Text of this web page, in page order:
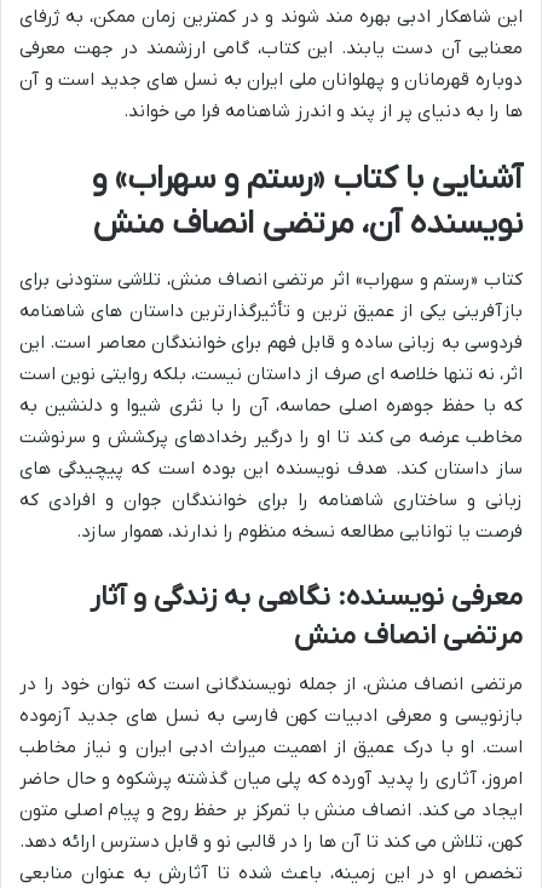
این شاهکار ادبی بهره مند شوند و در کمترین زمان ممکن، به ژرفای
معنایی آن دست یابند. این کتاب، گامی ارزشمند در جهت معرفی
دوباره قهرمانان و پهلوانان ملی ایران به نسل های جدید است و آن
ها را به دنیای پر از پند و اندرز شاهنامه فرا می خواند.
آشنایی با کتاب «رستم و سهراب» و
نویسنده آن، مرتضی انصاف منش
کتاب «رستم و سهراب» اثر مرتضی انصاف منش، تلاشی ستودنی برای
بازآفرینی یکی از عمیق ترین و تأثیرگذارترین داستان های شاهنامه
فردوسی به زبانی ساده و قابل فهم برای خوانندگان معاصر است. این
اثر، نه تنها خلاصه ای صرف از داستان نیست، بلکه روایتی نوین است
که با حفظ جوهره اصلی حماسه، آن را با نثری شیوا و دلنشین به
مخاطب عرضه می کند تا او را درگیر رخدادهای پرکشش و سرنوشت
ساز داستان کند. هدف نویسنده این بوده است که پیچیدگی های
زبانی و ساختاری شاهنامه را برای خوانندگان جوان و افرادی که
فرصت یا توانایی مطالعه نسخه منظوم را ندارند، هموار سازد.
معرفی نویسنده: نگاهی به زندگی و آثار
مرتضی انصاف منش
مرتضی انصاف منش، از جمله نویسندگانی است که توان خود را در
بازنویسی و معرفی ادبیات کهن فارسی به نسل های جدید آزموده
است. او با درک عمیق از اهمیت میراث ادبی ایران و نیاز مخاطب
امروز، آثاری را پدید آورده که پلی میان گذشته پرشکوه و حال حاضر
ایجاد می کند. انصاف منش با تمرکز بر حفظ روح و پیام اصلی متون
کهن، تلاش می کند تا آن ها را در قالبی نو و قابل دسترس ارائه دهد.
تخصص او در این زمینه، باعث شده تا آثارش به عنوان منابعی